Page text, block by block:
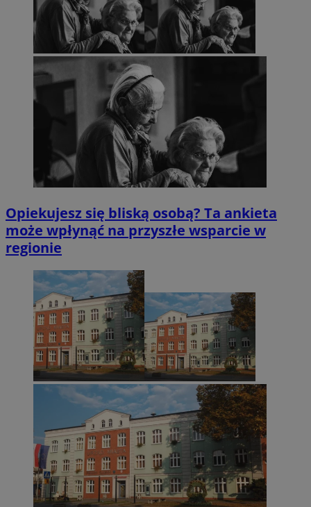
Opiekujesz się bliską osobą? Ta ankieta
może wpłynąć na przyszłe wsparcie w
regionie